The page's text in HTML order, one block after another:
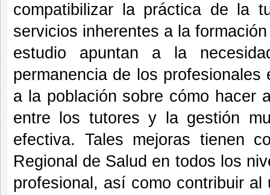
compatibilizar la práctica de la
servicios inherentes a la
estudio apuntan a la
permanencia de los
a la población sobre cómo hacer
entre los tutores y la gestión
efectiva. Tales mejoras tienen
Regional de Salud en todos los
profesional, así como contribuir